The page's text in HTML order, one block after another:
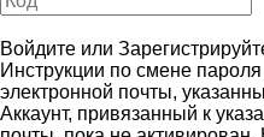
Войдите или
Инструкции по смене
электронной почты,
Аккаунт, привязанный к